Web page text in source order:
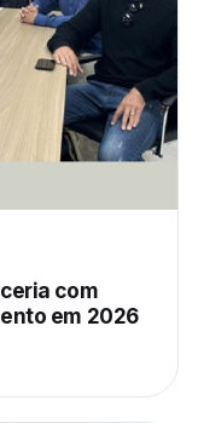
com
em 2026